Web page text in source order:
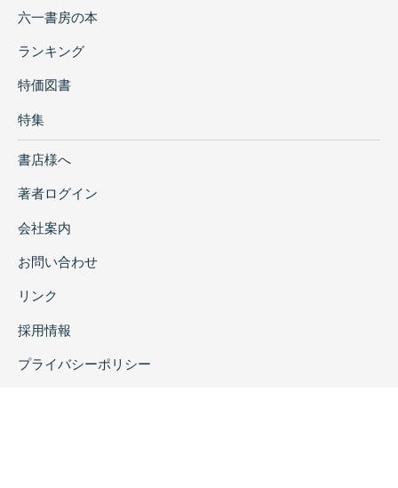
六一書房の本
ランキング
特価図書
特集
書店様へ
著者ログイン
会社案内
お問い合わせ
リンク
採用情報
プライバシーポリシー